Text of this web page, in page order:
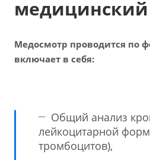
медицинский
Медосмотр проводится по
включает в себя:
Общий анализ
лейкоцитарной
тромбоцитов),